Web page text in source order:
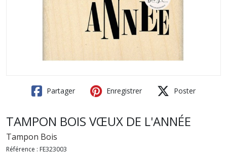
Partager Enregistrer Poster
TAMPON BOIS VŒUX DE L'ANNÉE
Tampon Bois
Référence : FE323003